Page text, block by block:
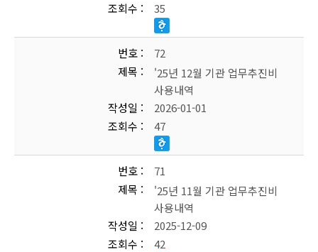
조회수
35
번호
72
제목
'25년 12월 기관 업무추진비
사용내역
작성일
2026-01-01
조회수
47
번호
71
제목
'25년 11월 기관 업무추진비
사용내역
작성일
2025-12-09
조회수
42